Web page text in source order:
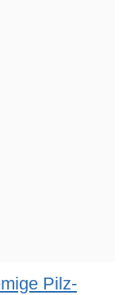
Pilz-